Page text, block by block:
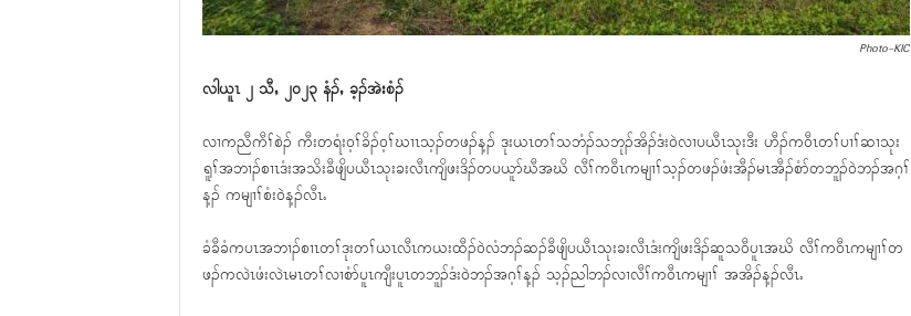
Photo-KIC
လါယူၤ ၂ သီႇ ၂၀၂၃ နံၣ်ႇ ခ့ၣ်အဲးစံၣ်
လၢကညီကီၢ်စဲၣ် ကီးတရံး၀့ၢ်ခိၣ်၀့ၢ်ဃၢၤသ့ၣ်တဖၣ်န့ၣ် ဒုးယၤတၢ်သဘံၣ်သဘုၣ်အိၣ်ဒံး၀ဲလၢပယီၤသုးဒီး ဟီၣ်က၀ီၤတၢ်ပၢၢ်ဆၢသုး
ရူၢ်အဘၢၣ်စၢၤဒံးအသိးခီဖျိပယီၤသုးခးလီၤကျိဖးဒိၣ်တပယူာ်ဃီအဃိ လီၢ်က၀ီၤကမျၢၢ်သ့ၣ်တဖၣ်ဖံးအီၣ်မၤအီၣ်စံာ်တဘူၣ်၀ဲဘၣ်အဂ့ၢ်
န့ၣ် ကမျၢၢ်စံး၀ဲန့ၣ်လီၤႉ
ခံခီခံကပၤအဘၢၣ်စၢၤတၢ်ဒုးတၢ်ယၤလီၤကယးထီၣ်၀ဲလံဘၣ်ဆၣ်ခီဖျိပယီၤသုးခးလီၤဒံးကျိဖးဒိၣ်ဆူသ၀ီပူၤအဃိ လီၢ်က၀ီၤကမျၢၢ်တ
ဖၣ်ကလဲၤဖံးလဲၤမၤတၢ်လၢစံာ်ပူၤကျီးပူၤတဘူၣ်ဒံး၀ဲဘၣ်အဂ့ၢ်န့ၣ် သ့ၣ်ညါဘၣ်လၢလီၢ်က၀ီၤကမျၢၢ် အအိၣ်န့ၣ်လီၤႉ